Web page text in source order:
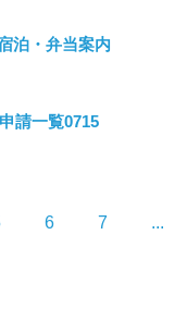
泊・弁当案内
請一覧0715
6 7 ...